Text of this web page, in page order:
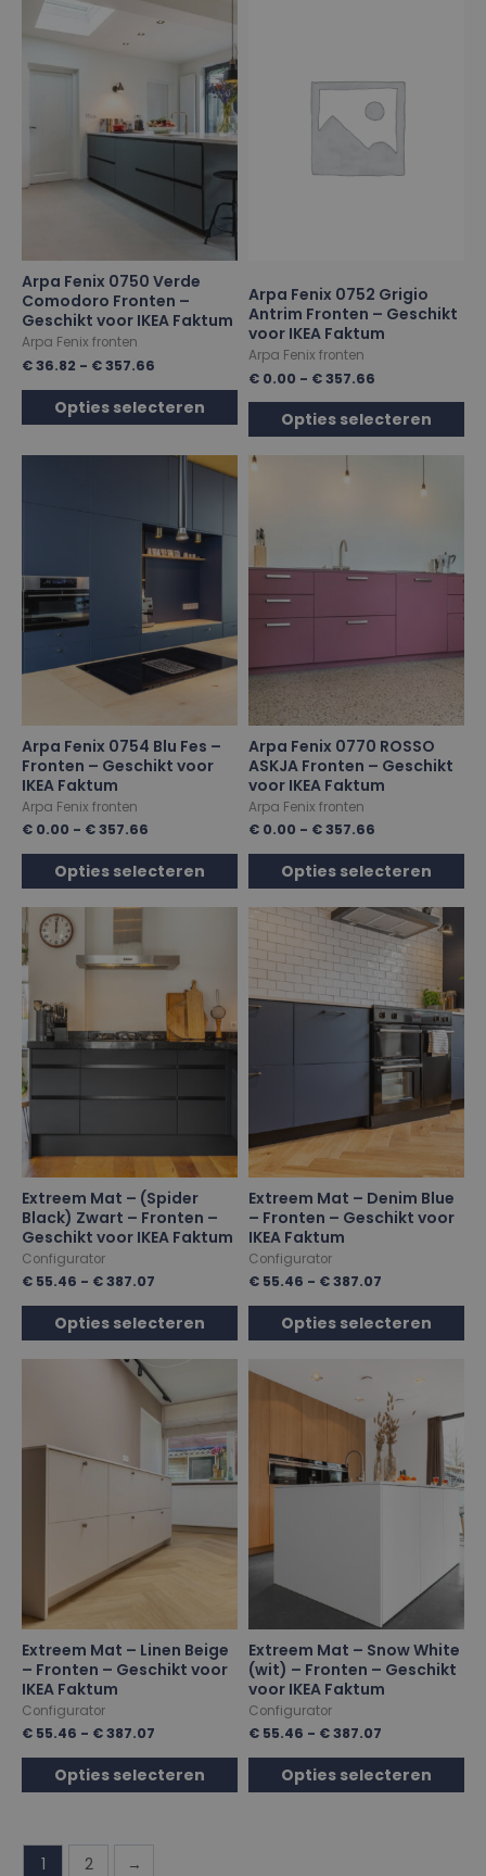
Arpa Fenix 0750 Verde
Comodoro Fronten –
Geschikt voor IKEA Faktum
Arpa Fenix fronten
€36.82 - €357.66
Opties selecteren
Arpa Fenix 0752 Grigio
Antrim Fronten – Geschikt
voor IKEA Faktum
Arpa Fenix fronten
€ 0.00 - €357.66
Opties selecteren
Arpa Fenix 0754 Blu Fes –
Fronten – Geschikt voor
IKEA Faktum
Arpa Fenix fronten
€ 0.00 - €357.66
Opties selecteren
Arpa Fenix 0770 ROSSO
ASKJA Fronten – Geschikt
voor IKEA Faktum
Arpa Fenix fronten
€ 0.00 - €357.66
Opties selecteren
Extreem Mat – (Spider
Black) Zwart – Fronten –
Geschikt voor IKEA Faktum
Configurator
€ 55.46 - €387.07
Opties selecteren
Extreem Mat – Denim Blue
– Fronten – Geschikt voor
IKEA Faktum
Configurator
€ 55.46 - €387.07
Opties selecteren
Extreem Mat – Linen Beige
– Fronten – Geschikt voor
IKEA Faktum
Configurator
€ 55.46 - €387.07
Opties selecteren
Extreem Mat – Snow White
(wit) – Fronten – Geschikt
voor IKEA Faktum
Configurator
€ 55.46 - €387.07
Opties selecteren
1 2 →